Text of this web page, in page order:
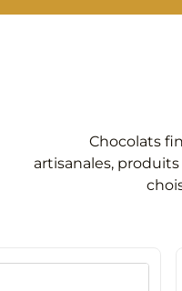
Chocolats
artisanales,